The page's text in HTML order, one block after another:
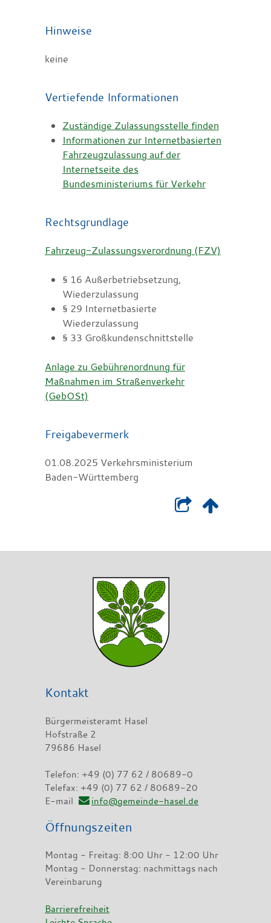
Hinweise
keine
Vertiefende Informationen
Zuständige Zulassungsstelle finden
Informationen zur Internetbasierten
Fahrzeugzulassung auf der
Internetseite des
Bundesministeriums für Verkehr
Rechtsgrundlage
Fahrzeug-Zulassungsverordnung (FZV)
§ 16 Außerbetriebsetzung,
Wiederzulassung
§ 29 Internetbasierte
Wiederzulassung
§ 33 Großkundenschnittstelle
Anlage zu Gebührenordnung für
Maßnahmen im Straßenverkehr
(GebOSt)
Freigabevermerk
01.08.2025 Verkehrsministerium
Baden-Württemberg
Kontakt
Bürgermeisteramt Hasel
Hofstraße 2
79686 Hasel
Telefon: +49 (0) 77 62 / 80689-0
Telefax: +49 (0) 77 62 / 80689-20
E-mail
info@gemeinde-hasel.de
Öffnungszeiten
Montag - Freitag: 8:00 Uhr - 12:00 Uhr
Montag - Donnerstag: nachmittags nach
Vereinbarung
Barrierefreiheit